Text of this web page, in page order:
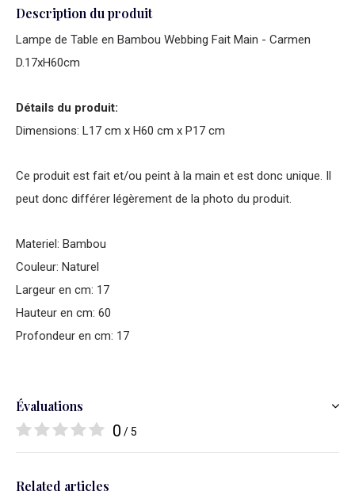
Description du produit
Lampe de Table en Bambou Webbing Fait Main - Carmen
D.17xH60cm
Détails du produit:
Dimensions: L17 cm x H60 cm x P17 cm
Ce produit est fait et/ou peint à la main et est donc unique. Il
peut donc différer légèrement de la photo du produit.
Materiel: Bambou
Couleur: Naturel
Largeur en cm: 17
Hauteur en cm: 60
Profondeur en cm: 17
Évaluations
0 / 5
Related articles